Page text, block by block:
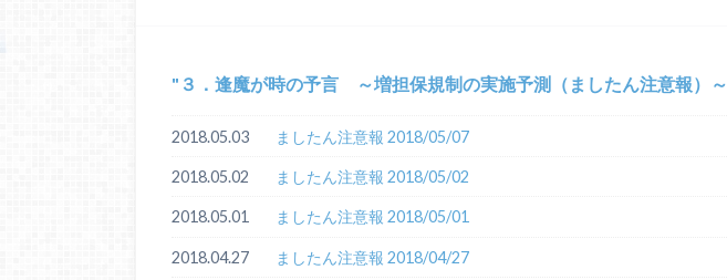
３．逢魔が時の予言 ～増担保規制の実施予測（ましたん注意報）～
2018.05.03 ましたん注意報 2018/05/07
2018.05.02 ましたん注意報 2018/05/02
2018.05.01 ましたん注意報 2018/05/01
2018.04.27 ましたん注意報 2018/04/27